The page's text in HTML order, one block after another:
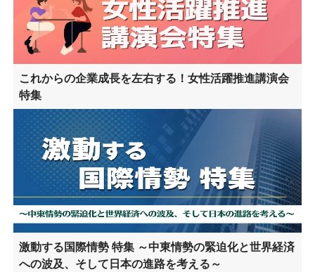
これからの企業成長を左右する！女性活躍推進講演会
特集
激動する国際情勢 特集 ～中東情勢の緊迫化と世界経済
への波及、そして日本の進路を考える～